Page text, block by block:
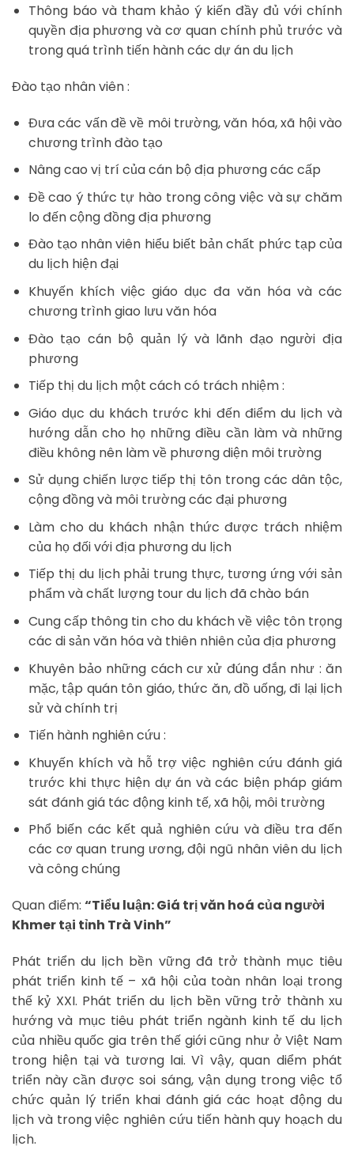
Thông báo và tham khảo ý kiến đầy đủ với chính
quyền địa phương và cơ quan chính phủ trước và
trong quá trình tiến hành các dự án du lịch
Đào tạo nhân viên :
Đưa các vấn đề về môi trường, văn hóa, xã hội vào
chương trình đào tạo
Nâng cao vị trí của cán bộ địa phương các cấp
Đề cao ý thức tự hào trong công việc và sự chăm
lo đến cộng đồng địa phương
Đào tạo nhân viên hiểu biết bản chất phức tạp của
du lịch hiện đại
Khuyến khích việc giáo dục đa văn hóa và các
chương trình giao lưu văn hóa
Đào tạo cán bộ quản lý và lãnh đạo người địa
phương
Tiếp thị du lịch một cách có trách nhiệm :
Giáo dục du khách trước khi đến điểm du lịch và
hướng dẫn cho họ những điều cần làm và những
điều không nên làm về phương diện môi trường
Sử dụng chiến lược tiếp thị tôn trong các dân tộc,
cộng đồng và môi trường các đại phương
Làm cho du khách nhận thức được trách nhiệm
của họ đối với địa phương du lịch
Tiếp thị du lịch phải trung thực, tương ứng với sản
phẩm và chất lượng tour du lịch đã chào bán
Cung cấp thông tin cho du khách về việc tôn trọng
các di sản văn hóa và thiên nhiên của địa phương
Khuyên bảo những cách cư xử đúng đắn như : ăn
mặc, tập quán tôn giáo, thức ăn, đồ uống, đi lại lịch
sử và chính trị
Tiến hành nghiên cứu :
Khuyến khích và hỗ trợ việc nghiên cứu đánh giá
trước khi thực hiện dự án và các biện pháp giám
sát đánh giá tác động kinh tế, xã hội, môi trường
Phổ biến các kết quả nghiên cứu và điều tra đến
các cơ quan trung ương, đội ngũ nhân viên du lịch
và công chúng
Quan điểm: “Tiểu luận: Giá trị văn hoá của người
Khmer tại tỉnh Trà Vinh”
Phát triển du lịch bền vững đã trở thành mục tiêu
phát triển kinh tế – xã hội của toàn nhân loại trong
thế kỷ XXI. Phát triển du lịch bền vững trở thành xu
hướng và mục tiêu phát triển ngành kinh tế du lịch
của nhiều quốc gia trên thế giới cũng như ở Việt Nam
trong hiện tại và tương lai. Vì vậy, quan diểm phát
triển này cần được soi sáng, vận dụng trong việc tổ
chức quản lý triển khai đánh giá các hoạt động du
lịch và trong việc nghiên cứu tiến hành quy hoạch du
lịch.